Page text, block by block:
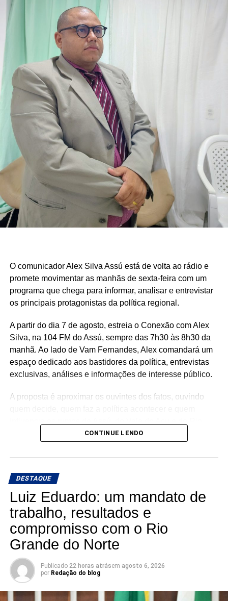
presença nos municípios e por investimentos que
continuam gerando benefícios para a população.
O comunicador Alex Silva Assú está de volta ao rádio e
promete movimentar as manhãs de sexta-feira com um
programa que chega para informar, analisar e entrevistar
os principais protagonistas da política regional.
A partir do dia 7 de agosto, estreia o Conexão com Alex
Silva, na 104 FM do Assú, sempre das 7h30 às 8h30 da
manhã. Ao lado de Vam Fernandes, Alex comandará um
espaço dedicado aos bastidores da política, entrevistas
exclusivas, análises e informações de interesse público.
A proposta é aproximar os ouvintes dos fatos, ouvindo
🎙️ O rádio ganha um novo espaço para o debate, a
Conexão com Alex Silva: onde a notícia ganha voz e os
bastidores viram informação.
📅 Estreia: 7 de agosto
📻 104 FM do Assú
🕢 Toda sexta-feira, das 7h30 às 8h30 da manhã.
CONTINUE LENDO
DESTAQUE
Luiz Eduardo: um mandato de
trabalho, resultados e
compromisso com o Rio
Grande do Norte
Publicado 22 horas atrásem agosto 6, 2026
por Redação do blog